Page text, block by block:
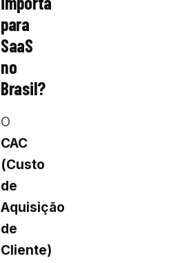
para
SaaS
no
Brasil?
O
CAC
(Custo
de
Aquisição
de
Cliente)